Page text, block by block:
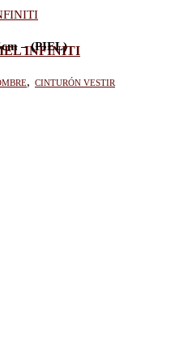
INFINITI
, Cinturón vestir
– (PIEL)